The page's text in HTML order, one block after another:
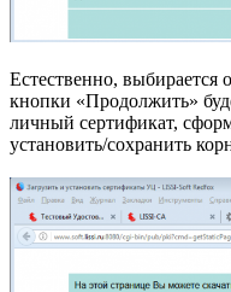
Естественно, выбирается
кнопки «Продолжить»
личный сертификат,
установить/сохранить